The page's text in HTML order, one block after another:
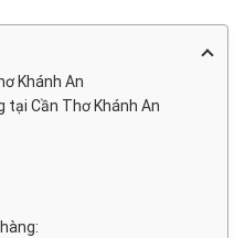
Khánh An
tại Cần Thơ Khánh An